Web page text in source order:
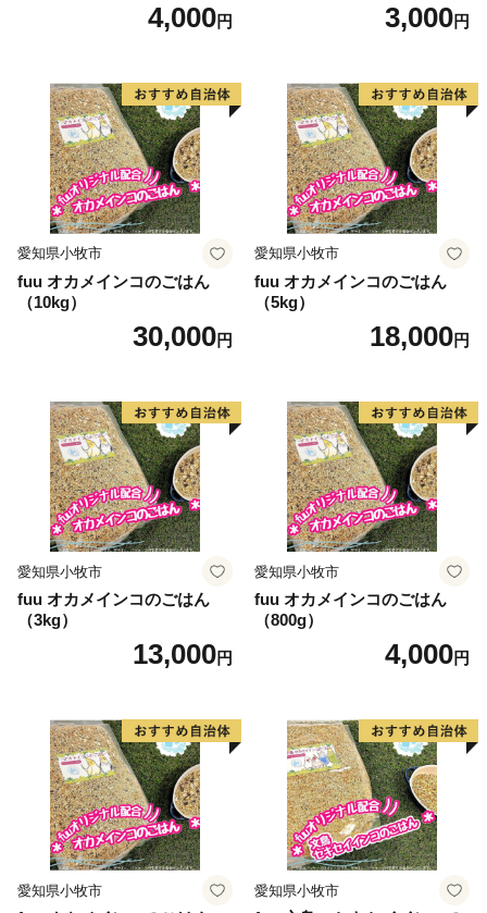
4,000円 3,000円
愛知県小牧市
fuu オカメインコのごはん
（10kg）
30,000円
愛知県小牧市
fuu オカメインコのごはん
（5kg）
18,000円
愛知県小牧市
fuu オカメインコのごはん
（3kg）
13,000円
愛知県小牧市
fuu オカメインコのごはん
（800g）
4,000円
愛知県小牧市 愛知県小牧市